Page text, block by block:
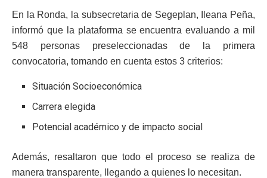
En la Ronda, la subsecretaria de Segeplan, Ileana Peña,
informó que la plataforma se encuentra evaluando a mil
548 personas preseleccionadas de la primera
convocatoria, tomando en cuenta estos 3 criterios:
Situación Socioeconómica
Carrera elegida
Potencial académico y de impacto social
Además, resaltaron que todo el proceso se realiza de
manera transparente, llegando a quienes lo necesitan.